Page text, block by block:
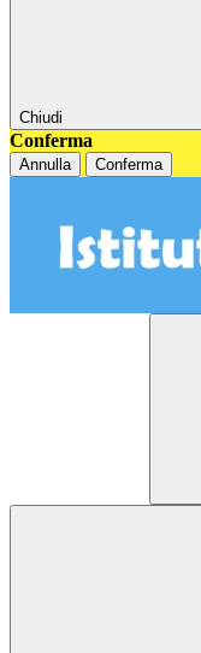
Chiudi
Conferma
Annulla Conferma